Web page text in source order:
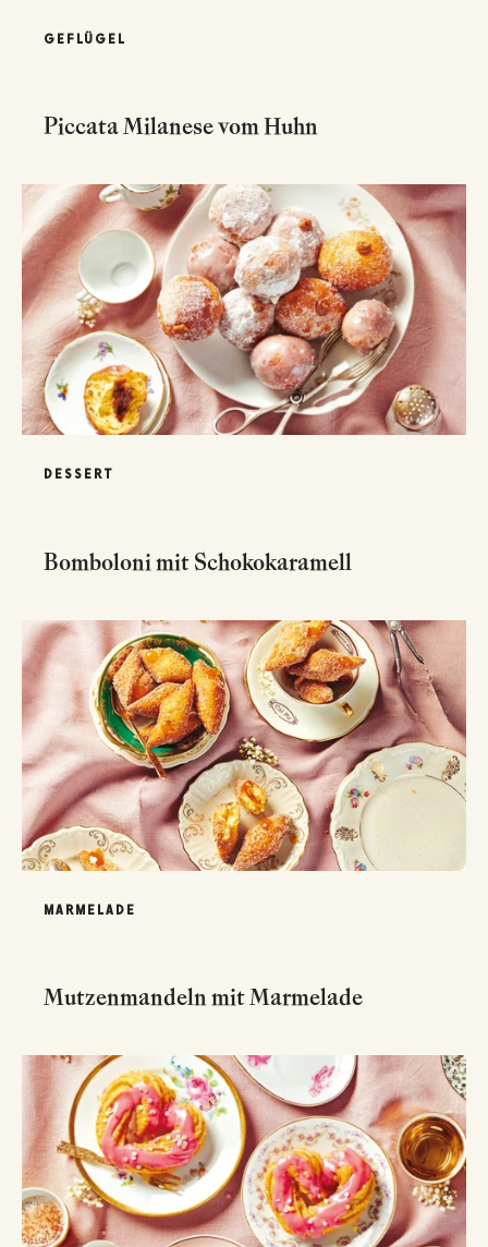
GEFLÜGEL
Piccata Milanese vom Huhn
DESSERT
Bomboloni mit Schokokaramell
MARMELADE
Mutzenmandeln mit Marmelade